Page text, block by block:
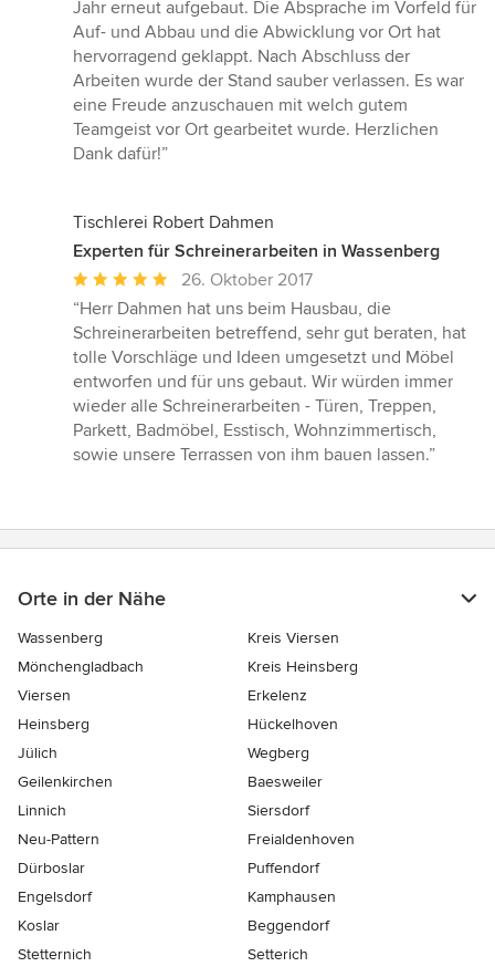
Jahr erneut aufgebaut. Die Absprache im Vorfeld für
Auf- und Abbau und die Abwicklung vor Ort hat
hervorragend geklappt. Nach Abschluss der
Arbeiten wurde der Stand sauber verlassen. Es war
eine Freude anzuschauen mit welch gutem
Teamgeist vor Ort gearbeitet wurde. Herzlichen
Dank dafür!”
Tischlerei Robert Dahmen
Experten für Schreinerarbeiten in Wassenberg
Durchschnittliche
Bewertung:
5
von
5
Sternen
26. Oktober 2017
“Herr Dahmen hat uns beim Hausbau, die
Schreinerarbeiten betreffend, sehr gut beraten, hat
tolle Vorschläge und Ideen umgesetzt und Möbel
entworfen und für uns gebaut. Wir würden immer
wieder alle Schreinerarbeiten - Türen, Treppen,
Parkett, Badmöbel, Esstisch, Wohnzimmertisch,
sowie unsere Terrassen von ihm bauen lassen.”
Orte in der Nähe
Wassenberg
Kreis Viersen
Mönchengladbach
Kreis Heinsberg
Viersen
Erkelenz
Heinsberg
Hückelhoven
Jülich
Wegberg
Geilenkirchen
Baesweiler
Linnich
Siersdorf
Neu-Pattern
Freialdenhoven
Dürboslar
Puffendorf
Engelsdorf
Kamphausen
Koslar
Beggendorf
Stetternich
Setterich